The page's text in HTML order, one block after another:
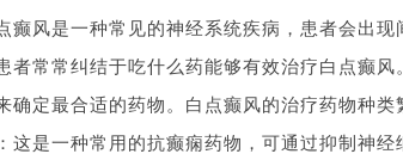
癫风是一种常见的神经系统疾病，患者会出
者常常纠结于吃什么药能够有效治疗白点癫
确定最合适的药物。白点癫风的治疗药物种
这是一种常用的抗癫痫药物，可通过抑制神